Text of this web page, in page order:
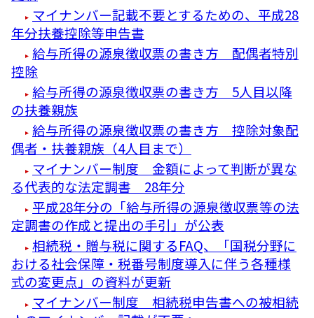
マイナンバー記載不要とするための、平成28
年分扶養控除等申告書
給与所得の源泉徴収票の書き方 配偶者特別
控除
給与所得の源泉徴収票の書き方 5人目以降
の扶養親族
給与所得の源泉徴収票の書き方 控除対象配
偶者・扶養親族（4人目まで）
マイナンバー制度 金額によって判断が異な
る代表的な法定調書 28年分
平成28年分の「給与所得の源泉徴収票等の法
定調書の作成と提出の手引」が公表
相続税・贈与税に関するFAQ、「国税分野に
おける社会保障・税番号制度導入に伴う各種様
式の変更点」の資料が更新
マイナンバー制度 相続税申告書への被相続